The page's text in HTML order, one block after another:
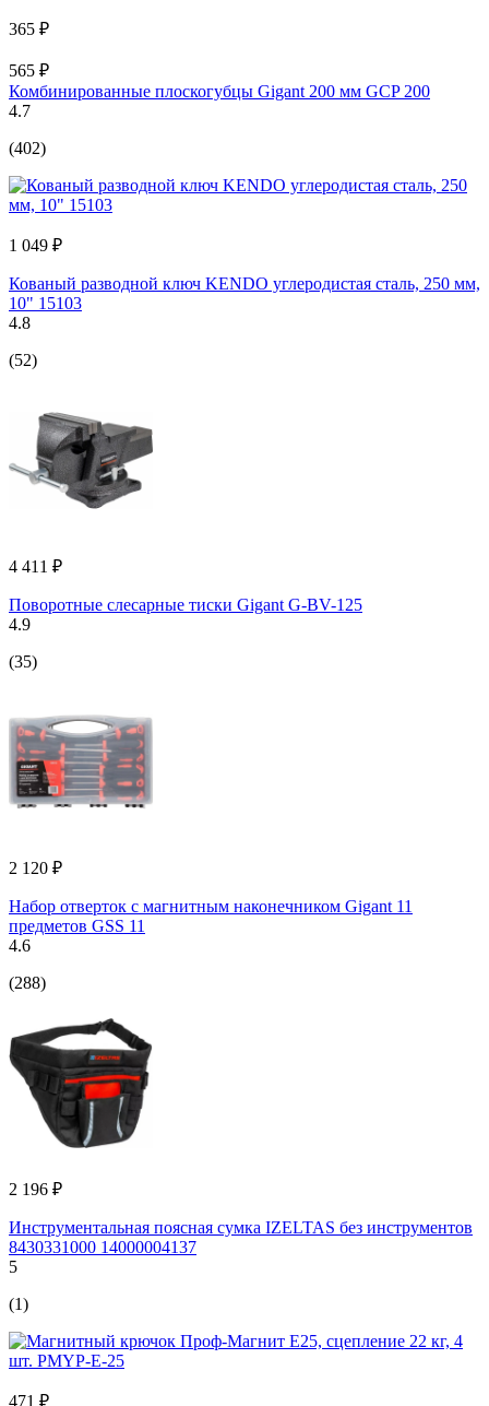
365 ₽
565 ₽
Комбинированные плоскогубцы Gigant 200 мм GCP 200
4.7
(402)
1 049 ₽
Кованый разводной ключ KENDO углеродистая сталь, 250 мм,
10" 15103
4.8
(52)
4 411 ₽
Поворотные слесарные тиски Gigant G-BV-125
4.9
(35)
2 120 ₽
Набор отверток с магнитным наконечником Gigant 11
предметов GSS 11
4.6
(288)
2 196 ₽
Инструментальная поясная сумка IZELTAS без инструментов
8430331000 14000004137
5
(1)
471 ₽